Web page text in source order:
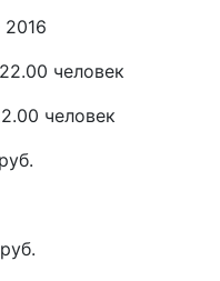
человек
человек